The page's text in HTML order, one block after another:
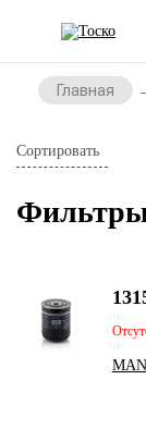
Главная
Сортировать